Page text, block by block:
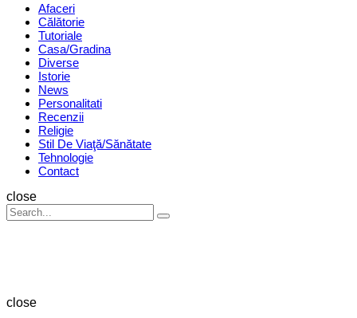
Menu Afaceri
Călătorie
Tutoriale
Casa/Gradina
Diverse
Istorie
News
Personalitati
Recenzii
Religie
Stil De Viaţă/Sănătate
Tehnologie
Contact
Search
close
Search
for:
Search
close